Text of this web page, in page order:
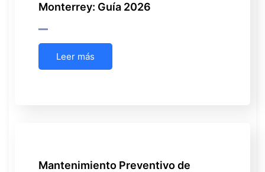
Monterrey: Guía 2026
Leer más
Mantenimiento Preventivo de